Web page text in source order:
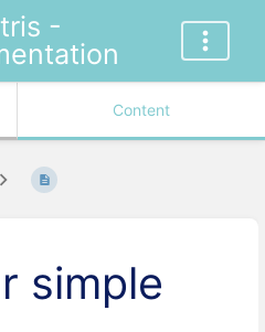
-
Content
simple